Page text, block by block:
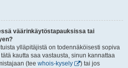
väärinkäytöstapauksissa tai
ylläpitäjistä on todennäköisesti sopiva
kautta saa vastausta, sinun kannattaa
(tee whois-kysely
) tai jos